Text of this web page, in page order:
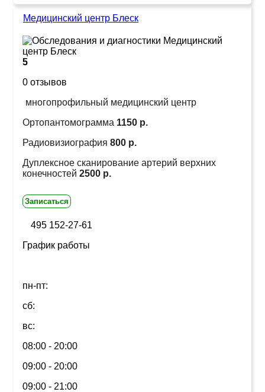
Медицинский центр Блеск
5
0 отзывов
многопрофильный медицинский центр
Ортопантомограмма 1150 р.
Радиовизиография 800 р.
Дуплексное сканирование артерий верхних
конечностей 2500 р.
Записаться
495 152-27-61
График работы
пн-пт:
сб:
вс:
08:00 - 20:00
09:00 - 20:00
09:00 - 21:00